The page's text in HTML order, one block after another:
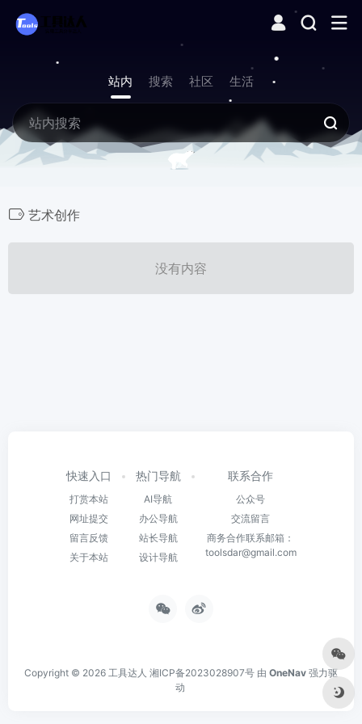
站内 搜索 社区 生活
艺术创作
没有内容
快速入口
打赏本站
网址提交
留言反馈
关于本站
热门导航
AI导航
办公导航
站长导航
设计导航
联系合作
公众号
交流留言
商务合作联系邮箱：
toolsdar@gmail.com
Copyright © 2026 工具达人 湘ICP备2023028907号 由 OneNav 强力驱
动